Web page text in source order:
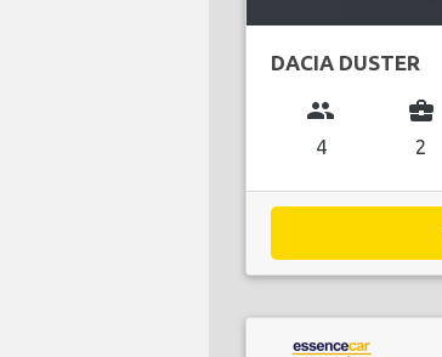
DACIA DUSTER
group
4
business_center
2